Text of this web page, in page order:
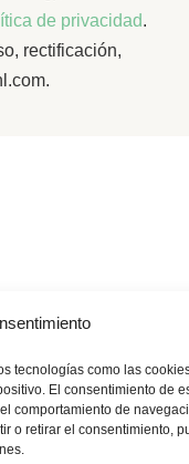
tecnologías como las
El consentimiento de
comportamiento de
o retirar el consentimiento,
de privacidad.
rectificación,